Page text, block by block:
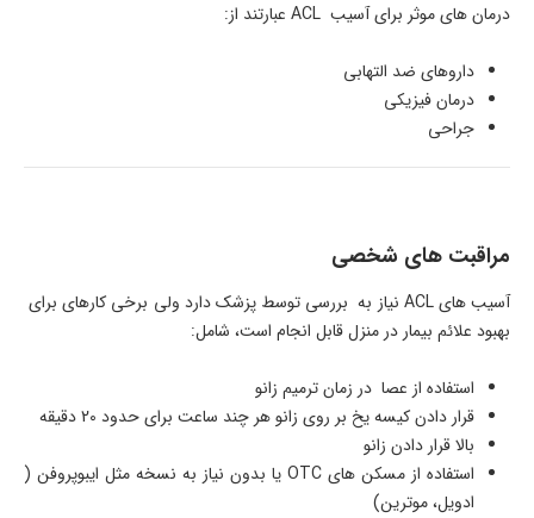
درمان های موثر برای آسیب ACL عبارتند از:
داروهای ضد التهابی
درمان فیزیکی
جراحی
مراقبت های شخصی
آسیب های ACL نیاز به بررسی توسط پزشک دارد ولی برخی کارهای برای
بهبود علائم بیمار در منزل قابل انجام است، شامل:
استفاده از عصا در زمان ترمیم زانو
قرار دادن کیسه یخ بر روی زانو هر چند ساعت برای حدود 20 دقیقه
بالا قرار دادن زانو
استفاده از مسکن های OTC یا بدون نیاز به نسخه مثل ایبوپروفن (
ادویل، موترین)